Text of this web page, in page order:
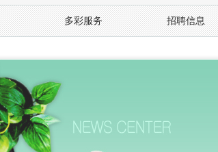
多彩服务 招聘信息